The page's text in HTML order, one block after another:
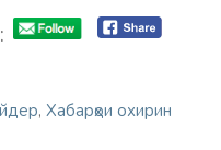
, Хабарҳои охирин